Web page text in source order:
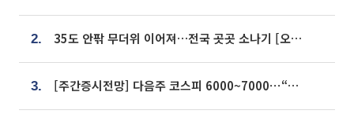
2. 35도 안팎 무더위 이어져…전국 곳곳 소나기 [오늘 날씨]
3. [주간증시전망] 다음주 코스피 6000~7000⋯“外人 수급은 정책이 변수”